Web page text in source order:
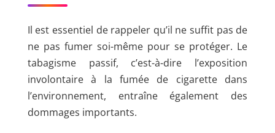
Il est essentiel de rappeler qu’il ne suffit pas de
ne pas fumer soi-même pour se protéger. Le
tabagisme passif, c’est-à-dire l’exposition
involontaire à la fumée de cigarette dans
l’environnement, entraîne également des
dommages importants.